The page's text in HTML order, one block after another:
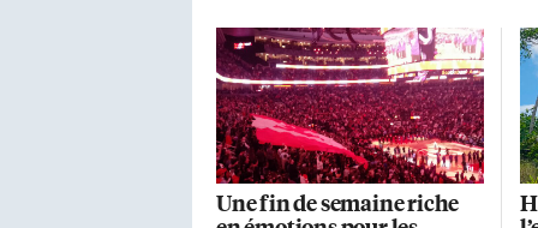
Une fin de semaine riche